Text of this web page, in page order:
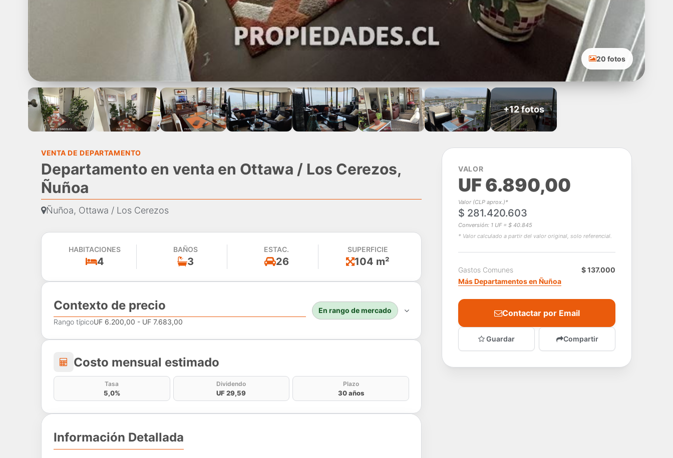
20 fotos
+12 fotos
VENTA DE DEPARTAMENTO
Departamento en venta en Ottawa / Los Cerezos,
Ñuñoa
Ñuñoa, Ottawa / Los Cerezos
HABITACIONES
4
BAÑOS
3
ESTAC.
26
SUPERFICIE
104 m²
Contexto de precio
Rango típicoUF 6.200,00 - UF 7.683,00
En rango de mercado
Costo mensual estimado
Costo mensual estimado
Tasa
5,0%
Dividendo
UF 29,59
Plazo
30 años
Información Detallada
VALOR
UF 6.890,00
Valor (CLP aprox.)*
$ 281.420.603
Conversión: 1 UF = $ 40.845
* Valor calculado a partir del valor original, solo referencial.
Gastos Comunes
$ 137.000
Más Departamentos en Ñuñoa
Contactar por Email
Guardar Compartir